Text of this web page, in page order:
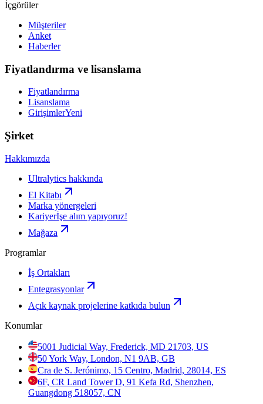
İçgörüler
Müşteriler
Anket
Haberler
Fiyatlandırma ve lisanslama
Fiyatlandırma
Lisanslama
GirişimlerYeni
Şirket
Hakkımızda
Ultralytics hakkında
El Kitabı
Marka yönergeleri
Kariyerİşe alım yapıyoruz!
Mağaza
Programlar
İş Ortakları
Entegrasyonlar
Açık kaynak projelerine katkıda bulun
Konumlar
5001 Judicial Way, Frederick, MD 21703, US
50 York Way, London, N1 9AB, GB
Cra de S. Jerónimo, 15 Centro, Madrid, 28014, ES
6F, CR Land Tower D, 91 Kefa Rd, Shenzhen,
Guangdong 518057, CN